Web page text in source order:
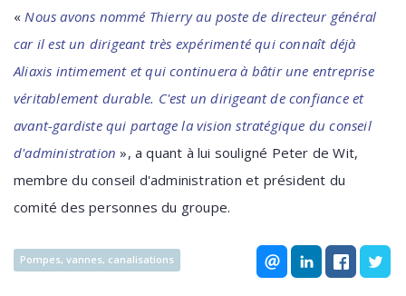
«Nous avons nommé Thierry au poste de directeur général
car il est un dirigeant très expérimenté qui connaît déjà
Aliaxis intimement et qui continuera à bâtir une entreprise
véritablement durable. C'est un dirigeant de confiance et
avant-gardiste qui partage la vision stratégique du conseil
d'administration », a quant à lui souligné Peter de Wit,
membre du conseil d'administration et président du
comité des personnes du groupe.
Pompes, vannes, canalisations